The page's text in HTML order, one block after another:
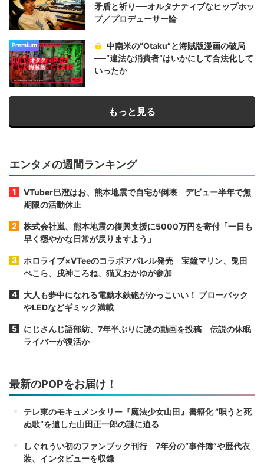
矛盾と祈り──オルタナティブなヒップホッ
プ／プロデューサー論
Premium
中南米の“Otaku”と海賊版漫画の破局
──“違法な消費者”はいかにして合法化して
いったか
もっと見る
エンタメの週間ランキング
VTuber巳澄はお、熊本地震で自宅が倒壊 デビュー半年で無
期限の活動休止
株式会社嵐、熊本地震の復興支援に5000万円を寄付「一日も
早く穏やかな日常が戻りますよう」
ホロライブ×VTeeのコラボアパレル発売 宝鐘マリン、兎田
ぺこら、戌神ころね、猫又おかゆが参加
大人も夢中になれる電動水鉄砲がかっこいい！ ブローバック
やLEDなどギミック満載
にじさんじ語部紡、7年半ぶりに謎の動画を投稿 伝説の休眠
ライバーが復活か
最新のPOPをお届け！
テレ東のモキュメンタリー『魔法少女山田』書籍化 “唄うと死
ぬ歌”を遺した山田正一郎の謎に迫る
しぐれうい初のファンブック刊行 7年分の“事件簿”や歴代衣
装、インタビューを収録